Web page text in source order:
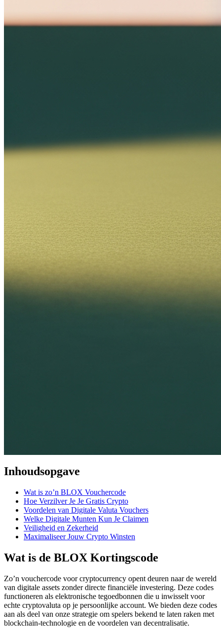
Inhoudsopgave
Wat is zo’n BLOX Vouchercode
Hoe Verzilver Je Je Gratis Crypto
Voordelen van Digitale Valuta Vouchers
Welke Digitale Munten Kun Je Claimen
Veiligheid en Zekerheid
Maximaliseer Jouw Crypto Winsten
Wat is de BLOX Kortingscode
Zo’n vouchercode voor cryptocurrency opent deuren naar de wereld
van digitale assets zonder directe financiële investering. Deze codes
functioneren als elektronische tegoedbonnen die u inwisselt voor
echte cryptovaluta op je persoonlijke account. We bieden deze codes
aan als deel van onze strategie om spelers bekend te laten raken met
blockchain-technologie en de voordelen van decentralisatie.